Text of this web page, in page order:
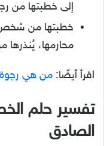
إلى خطبتها من
خطبتها من شخص
محارمها،
اقرأ أيضًا: من هي
تفسير حلم
الصادق